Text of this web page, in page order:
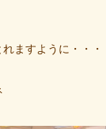
ますように・・・